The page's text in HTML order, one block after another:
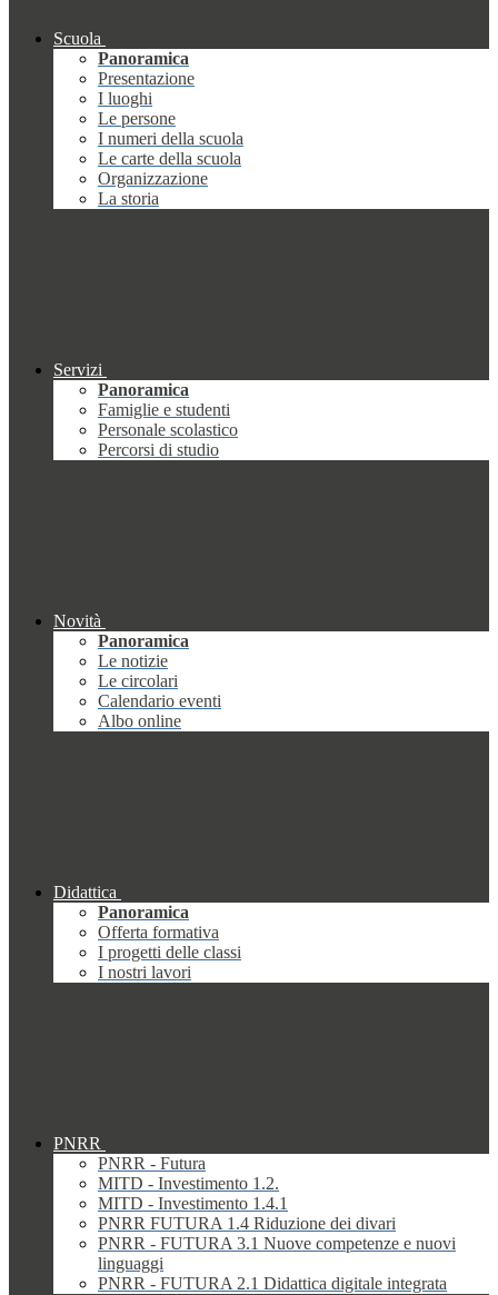
Scuola
Panoramica
Presentazione
I luoghi
Le persone
I numeri della scuola
Le carte della scuola
Organizzazione
La storia
Servizi
Panoramica
Famiglie e studenti
Personale scolastico
Percorsi di studio
Novità
Panoramica
Le notizie
Le circolari
Calendario eventi
Albo online
Didattica
Panoramica
Offerta formativa
I progetti delle classi
I nostri lavori
PNRR
PNRR - Futura
MITD - Investimento 1.2.
MITD - Investimento 1.4.1
PNRR FUTURA 1.4 Riduzione dei divari
PNRR - FUTURA 3.1 Nuove competenze e nuovi
linguaggi
PNRR - FUTURA 2.1 Didattica digitale integrata